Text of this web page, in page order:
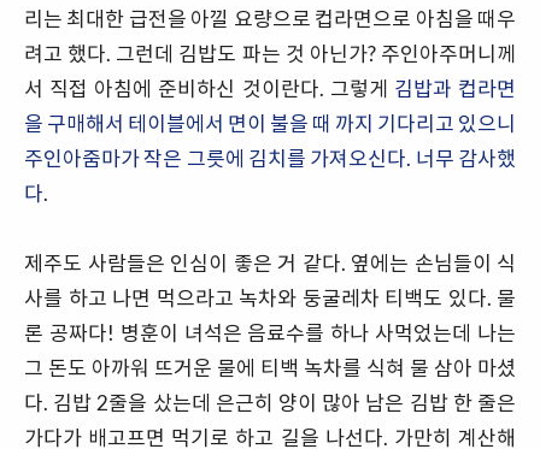
리는 최대한 급전을 아낄 요량으로 컵라면으로 아침을 때우
려고 했다. 그런데 김밥도 파는 것 아닌가? 주인아주머니께
서 직접 아침에 준비하신 것이란다. 그렇게 김밥과 컵라면
을 구매해서 테이블에서 면이 불을 때 까지 기다리고 있으니
주인아줌마가 작은 그릇에 김치를 가져오신다. 너무 감사했
다.
제주도 사람들은 인심이 좋은 거 같다. 옆에는 손님들이 식
사를 하고 나면 먹으라고 녹차와 둥굴레차 티백도 있다. 물
론 공짜다! 병훈이 녀석은 음료수를 하나 사먹었는데 나는
그 돈도 아까워 뜨거운 물에 티백 녹차를 식혀 물 삼아 마셨
다. 김밥 2줄을 샀는데 은근히 양이 많아 남은 김밥 한 줄은
가다가 배고프면 먹기로 하고 길을 나선다. 가만히 계산해